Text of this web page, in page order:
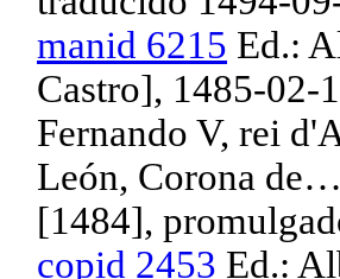
manid 6215 Ed.:
Castro], 1485-02-
Fernando V, rei
León, Corona de…
[1484],
copid 2453 Ed.: